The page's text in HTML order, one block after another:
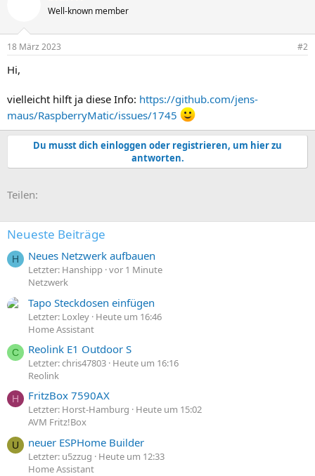
Well-known member
18 März 2023 #2
Hi,
vielleicht hilft ja diese Info: https://github.com/jens-
maus/RaspberryMatic/issues/1745
Du musst dich einloggen oder registrieren, um hier zu
antworten.
Teilen:
Neueste Beiträge
H Neues Netzwerk aufbauen
Letzter: Hanshipp vor 1 Minute
Netzwerk
Tapo Steckdosen einfügen
Letzter: Loxley Heute um 16:46
Home Assistant
C Reolink E1 Outdoor S
Letzter: chris47803 Heute um 16:16
Reolink
H FritzBox 7590AX
Letzter: Horst-Hamburg
Heute um 15:02
AVM Fritz!Box
U neuer ESPHome Builder
Letzter: u5zzug
Heute um 12:33
Home Assistant